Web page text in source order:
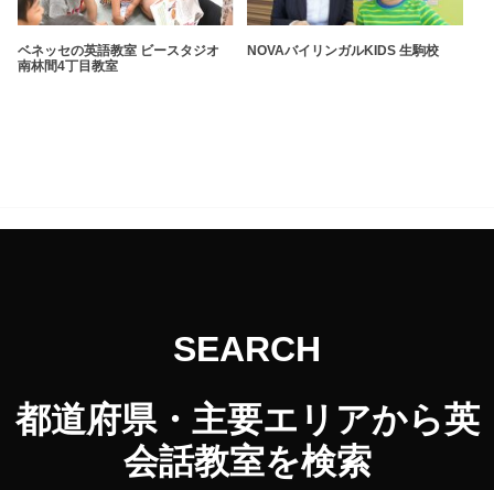
ベネッセの英語教室 ビースタジオ
南林間4丁目教室
NOVAバイリンガルKIDS 生駒校
SEARCH
都道府県・主要エリアから英
会話教室を検索